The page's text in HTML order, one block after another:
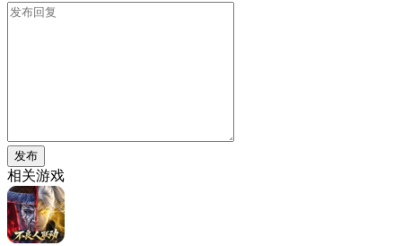
发布
相关游戏